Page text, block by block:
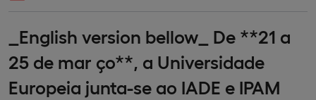
_English version bellow_ De **21 a
25 de mar ço**, a Universidade
Europeia junta-se ao IADE e IPAM